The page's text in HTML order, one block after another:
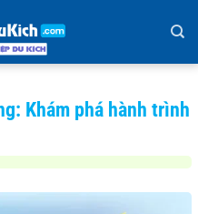
Khám phá hành trình